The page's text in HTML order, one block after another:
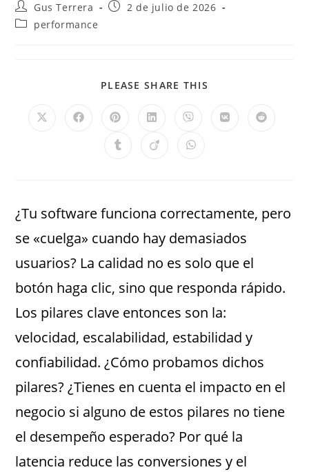
Gus Terrera
2 de julio de 2026
performance
PLEASE SHARE THIS
¿Tu software funciona correctamente, pero
se «cuelga» cuando hay demasiados
usuarios? La calidad no es solo que el
botón haga clic, sino que responda rápido.
Los pilares clave entonces son la:
velocidad, escalabilidad, estabilidad y
confiabilidad. ¿Cómo probamos dichos
pilares? ¿Tienes en cuenta el impacto en el
negocio si alguno de estos pilares no tiene
el desempeño esperado? Por qué la
latencia reduce las conversiones y el